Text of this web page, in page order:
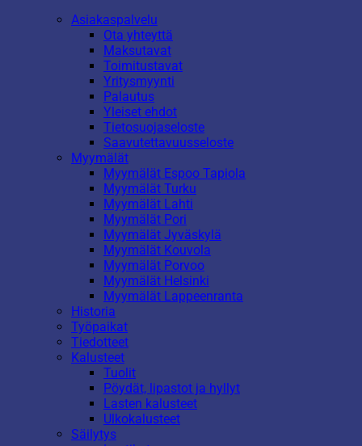
Asiakaspalvelu
Ota yhteyttä
Maksutavat
Toimitustavat
Yritysmyynti
Palautus
Yleiset ehdot
Tietosuojaseloste
Saavutettavuusseloste
Myymälät
Myymälät Espoo Tapiola
Myymälät Turku
Myymälät Lahti
Myymälät Pori
Myymälät Jyväskylä
Myymälät Kouvola
Myymälät Porvoo
Myymälät Helsinki
Myymälät Lappeenranta
Historia
Työpaikat
Tiedotteet
Kalusteet
Tuolit
Pöydät, lipastot ja hyllyt
Lasten kalusteet
Ulkokalusteet
Säilytys